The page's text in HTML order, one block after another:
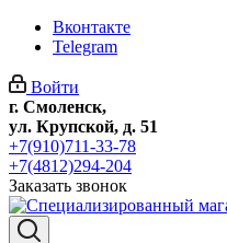
Вконтакте
Telegram
Войти
г. Смоленск,
ул. Крупской, д. 51
+7(910)711-33-78
+7(4812)294-204
Заказать звонок